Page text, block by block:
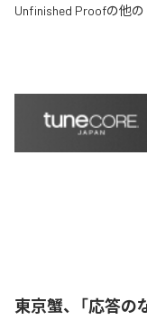
Unfinished Proofの他の
東京蟹、「応答の